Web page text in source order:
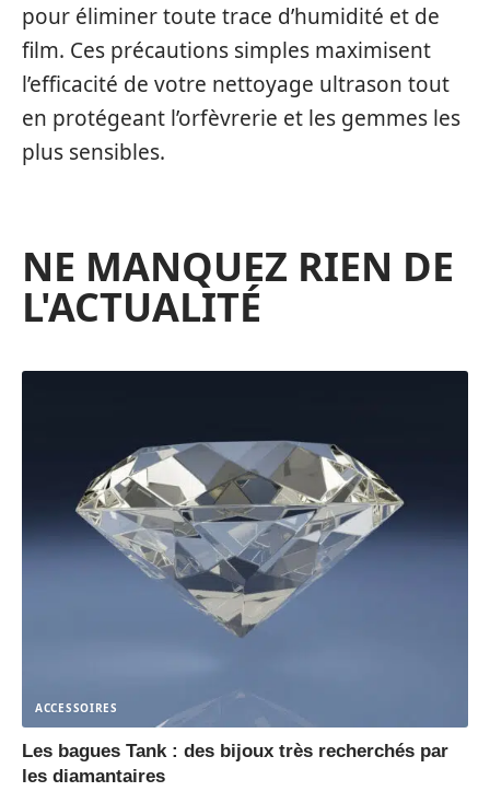
pour éliminer toute trace d’humidité et de
film. Ces précautions simples maximisent
l’efficacité de votre nettoyage ultrason tout
en protégeant l’orfèvrerie et les gemmes les
plus sensibles.
NE MANQUEZ RIEN DE
L'ACTUALITÉ
ACCESSOIRES
Les bagues Tank : des bijoux très recherchés par
les diamantaires